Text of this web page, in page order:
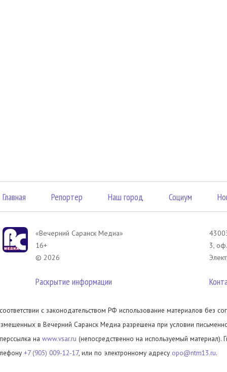
Главная Репортер Наш город Социум
«Вечерний Саранск Mедиа»
16+
© 2026
Раскрытие информации
3,
с законодательством РФ использование материалов без
в Вечерний Саранск Медиа разрешена при условии
на www.vsar.ru (непосредственно на используемый материал).
+7 (905) 009-12-17, или по электронному адресу opo@ntm13.ru.